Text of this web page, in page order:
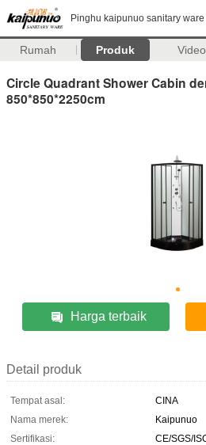
Pinghu kaipunuo sanitary
Rumah Produk Video
Circle Quadrant Shower Cabin
850*850*2250cm
Harga terbaik
Detail produk
Tempat asal:
CINA
Nama merek:
Kaipunuo
Sertifikasi:
CE/SGS/